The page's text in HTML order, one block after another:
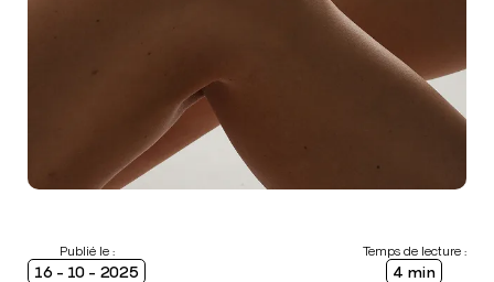
Publié le :
16 - 10 - 2025
Temps de lecture :
4 min